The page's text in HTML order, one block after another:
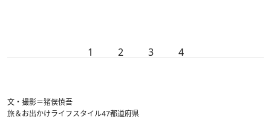
1 2 3 4
文・撮影＝猪俣慎吾
旅＆お出かけライフスタイル47都道府県